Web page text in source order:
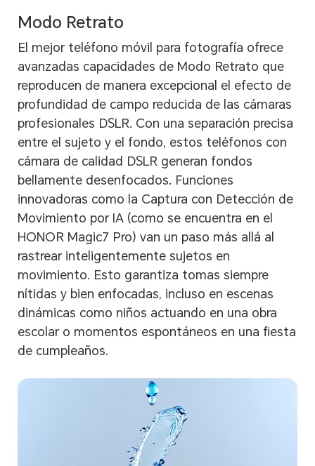
Modo Retrato
El mejor teléfono móvil para fotografía ofrece
avanzadas capacidades de Modo Retrato que
reproducen de manera excepcional el efecto de
profundidad de campo reducida de las cámaras
profesionales DSLR. Con una separación precisa
entre el sujeto y el fondo, estos teléfonos con
cámara de calidad DSLR generan fondos
bellamente desenfocados. Funciones
innovadoras como la Captura con Detección de
Movimiento por IA (como se encuentra en el
HONOR Magic7 Pro) van un paso más allá al
rastrear inteligentemente sujetos en
movimiento. Esto garantiza tomas siempre
nítidas y bien enfocadas, incluso en escenas
dinámicas como niños actuando en una obra
escolar o momentos espontáneos en una fiesta
de cumpleaños.